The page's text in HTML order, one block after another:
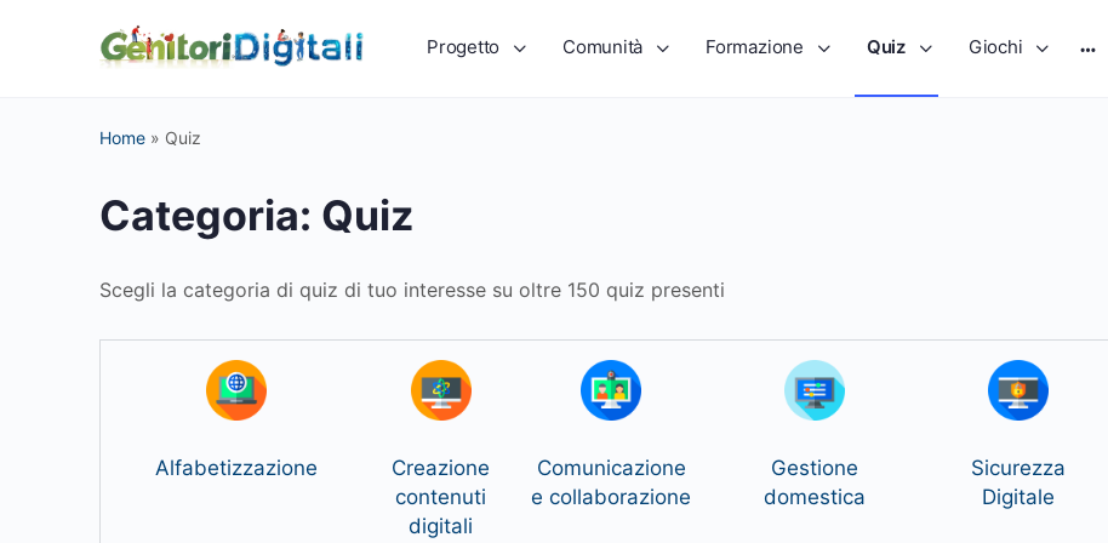
Progetto Comunità Formazione Quiz Giochi
Home » Quiz
Categoria: Quiz
Scegli la categoria di quiz di tuo interesse su oltre 150 quiz presenti
Alfabetizzazione
Creazione
contenuti
digitali
Comunicazione
e collaborazione
Gestione
domestica
Sicurezza
Digitale